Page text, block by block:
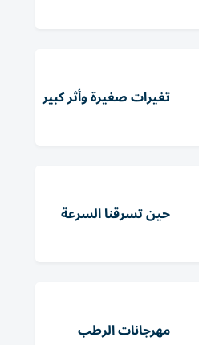
تغيرات صغيرة وأثر كبير
حين تسرقنا السرعة
مهرجانات الرطب